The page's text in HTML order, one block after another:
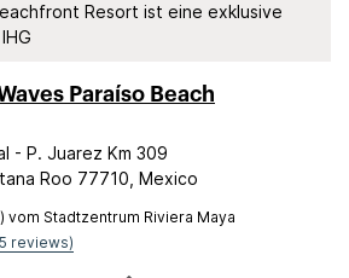
Resort ist eine exklusive
Paraíso Beach
- P. Juarez Km 309
Roo 77710, Mexico
vom Stadtzentrum Riviera Maya
reviews)